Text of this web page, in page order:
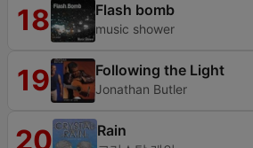
18 Flash bomb
music shower
19 Following the Light
Jonathan Butler
20 Rain